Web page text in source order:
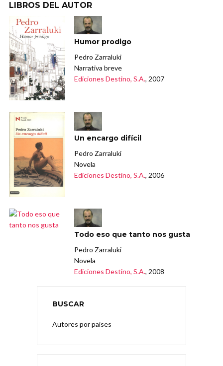
LIBROS DEL AUTOR
Humor prodigo
Pedro Zarraluki
Narrativa breve
Ediciones Destino, S.A., 2007
Un encargo difícil
Pedro Zarraluki
Novela
Ediciones Destino, S.A., 2006
Todo eso que tanto nos gusta
Pedro Zarraluki
Novela
Ediciones Destino, S.A., 2008
BUSCAR
Autores por países